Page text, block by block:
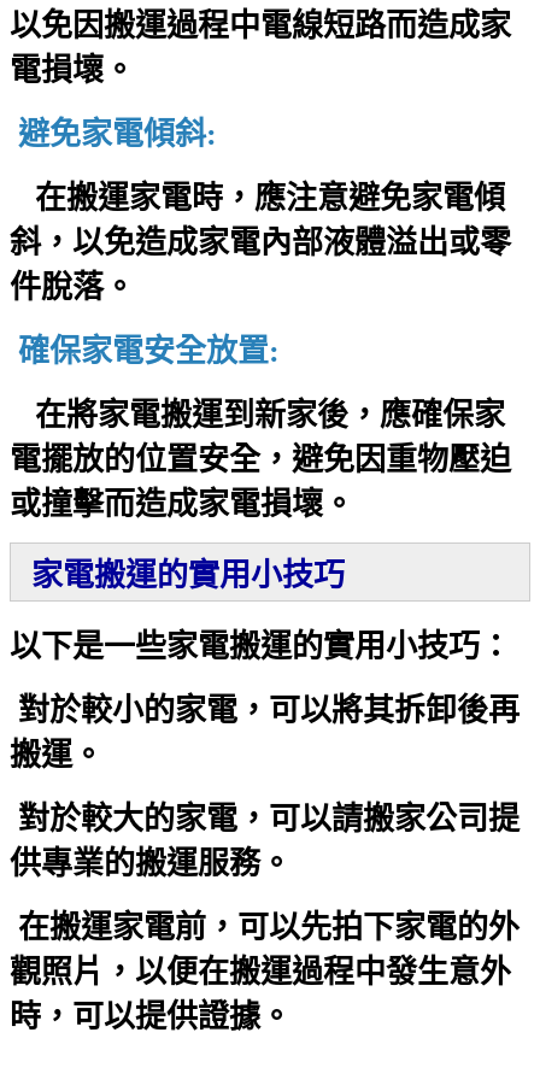
以免因搬運過程中電線短路而造成家
電損壞。
避免家電傾斜:
在搬運家電時，應注意避免家電傾
斜，以免造成家電內部液體溢出或零
件脫落。
確保家電安全放置:
在將家電搬運到新家後，應確保家
電擺放的位置安全，避免因重物壓迫
或撞擊而造成家電損壞。
家電搬運的實用小技巧
以下是一些家電搬運的實用小技巧：
對於較小的家電，可以將其拆卸後再
搬運。
對於較大的家電，可以請搬家公司提
供專業的搬運服務。
在搬運家電前，可以先拍下家電的外
觀照片，以便在搬運過程中發生意外
時，可以提供證據。